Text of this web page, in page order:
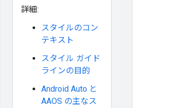
詳細:
スタイルのコン
テキスト
スタイル ガイド
ラインの目的
Android Auto と
AAOS の主なス